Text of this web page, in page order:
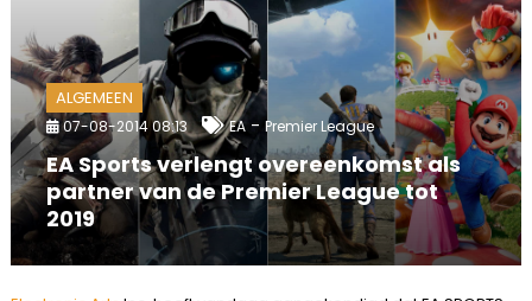
ALGEMEEN
07-08-2014 08:13 EA-Premier League
EA Sports verlengt overeenkomst als
partner van de Premier League tot
2019